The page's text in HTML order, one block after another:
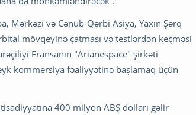
Mərkəzi və Cənub-Qərbi Asiya, Yaxın Şərq
mövqeyinə çatması və testlərdən keçməsi
Fransanın "Arianespace" şirkəti
kommersiya fəaliyyətinə başlamaq üçün
400 milyon ABŞ dolları gəlir